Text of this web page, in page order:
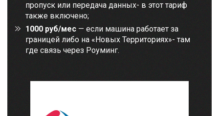
пропуск или передача данных- в этот тариф
также включено;
1000 руб/мес — если машина работает за
границей либо на «Новых Территориях»- там
где связь через Роуминг.